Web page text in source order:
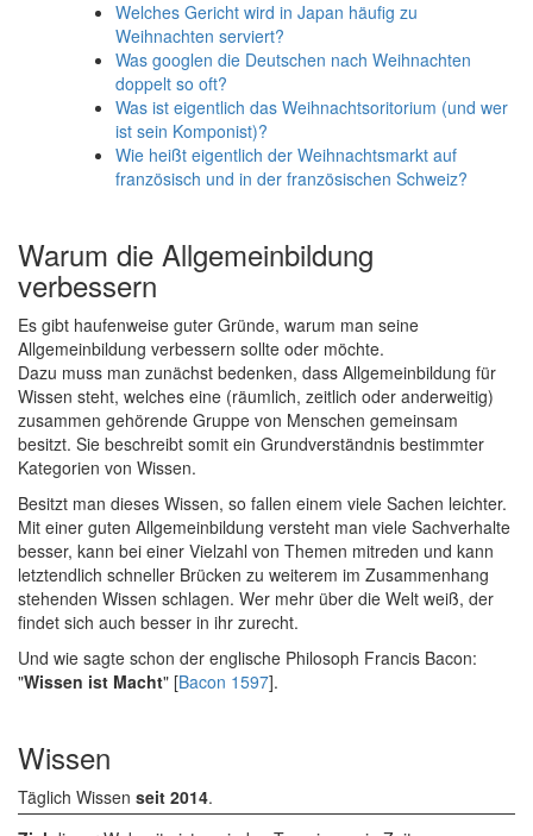
Welches Gericht wird in Japan häufig zu
Weihnachten serviert?
Was googlen die Deutschen nach Weihnachten
doppelt so oft?
Was ist eigentlich das Weihnachtsoritorium (und wer
ist sein Komponist)?
Wie heißt eigentlich der Weihnachtsmarkt auf
französisch und in der französischen Schweiz?
Warum die Allgemeinbildung
verbessern
Es gibt haufenweise guter Gründe, warum man seine
Allgemeinbildung verbessern sollte oder möchte.
Dazu muss man zunächst bedenken, dass Allgemeinbildung für
Wissen steht, welches eine (räumlich, zeitlich oder anderweitig)
zusammen gehörende Gruppe von Menschen gemeinsam
besitzt. Sie beschreibt somit ein Grundverständnis bestimmter
Kategorien von Wissen.
Besitzt man dieses Wissen, so fallen einem viele Sachen leichter.
Mit einer guten Allgemeinbildung versteht man viele Sachverhalte
besser, kann bei einer Vielzahl von Themen mitreden und kann
letztendlich schneller Brücken zu weiterem im Zusammenhang
stehenden Wissen schlagen. Wer mehr über die Welt weiß, der
findet sich auch besser in ihr zurecht.
Und wie sagte schon der englische Philosoph Francis Bacon:
"Wissen ist Macht" [Bacon 1597].
Wissen
Täglich Wissen seit 2014.